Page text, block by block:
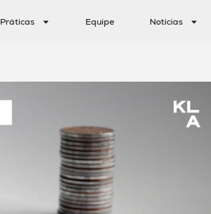
Práticas Equipe Notícias